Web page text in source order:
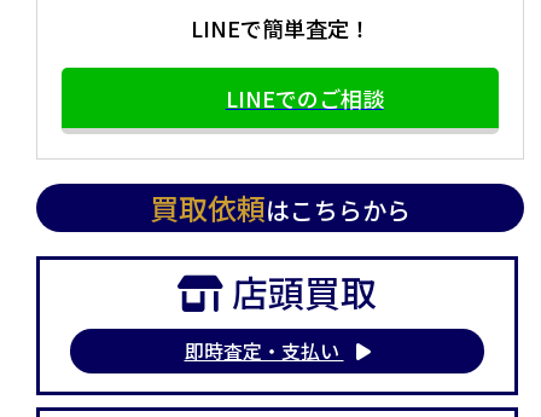
LINEで簡単査定！
LINEでのご相談
買取依頼はこちらから
店頭買取
即時査定・支払い